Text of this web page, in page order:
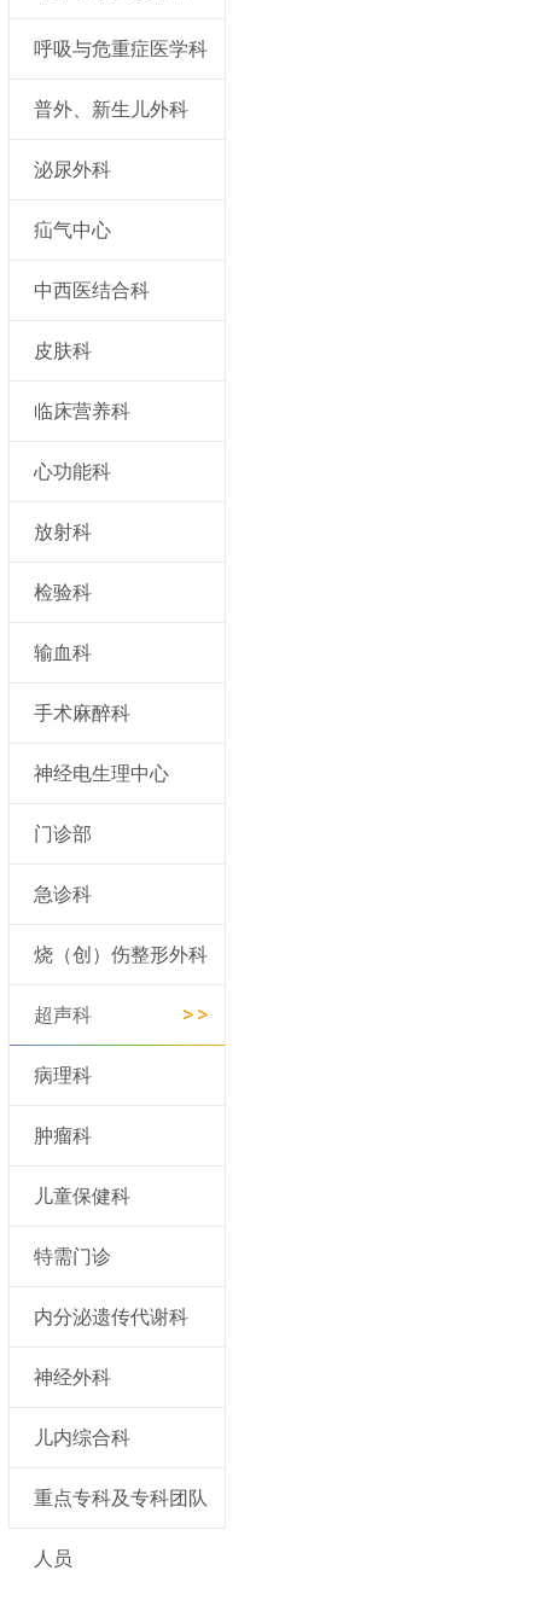
呼吸与危重症医学科
普外、新生儿外科
泌尿外科
疝气中心
中西医结合科
皮肤科
临床营养科
心功能科
放射科
检验科
输血科
手术麻醉科
神经电生理中心
门诊部
急诊科
烧（创）伤整形外科
超声科
病理科
肿瘤科
儿童保健科
特需门诊
内分泌遗传代谢科
神经外科
儿内综合科
重点专科及专科团队
人员